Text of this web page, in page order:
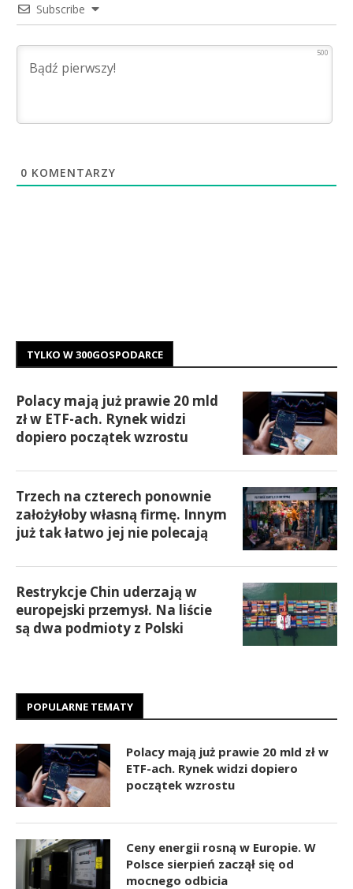
Subscribe
500
0 KOMENTARZY
TYLKO W 300GOSPODARCE
Polacy mają już prawie 20 mld
zł w ETF-ach. Rynek widzi
dopiero początek wzrostu
Trzech na czterech ponownie
założyłoby własną firmę. Innym
już tak łatwo jej nie polecają
Restrykcje Chin uderzają w
europejski przemysł. Na liście
są dwa podmioty z Polski
POPULARNE TEMATY
Polacy mają już prawie 20 mld zł w
ETF-ach. Rynek widzi dopiero
początek wzrostu
Ceny energii rosną w Europie. W
Polsce sierpień zaczął się od
mocnego odbicia